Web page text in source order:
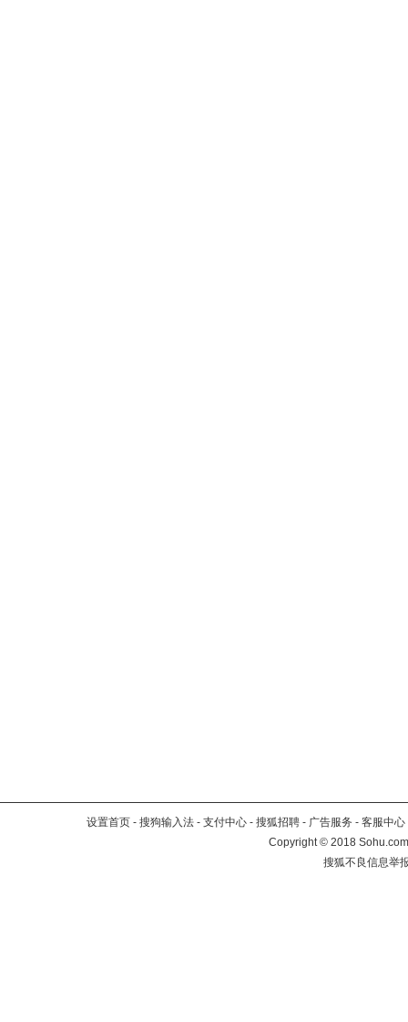
设置首页 - 搜狗输入法 - 支付中心 - 搜狐招聘 - 广告服务 - 客服中心
Copyright©2018
搜狐不良信息举